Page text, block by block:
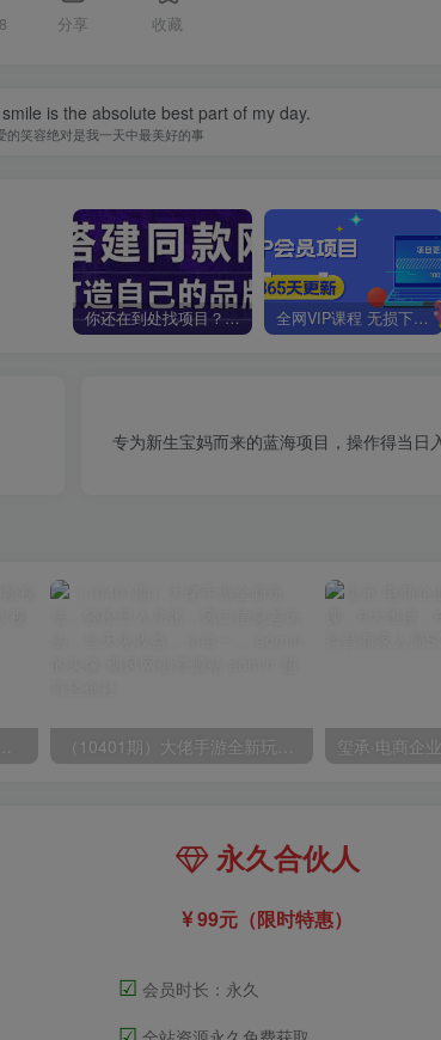
分享 收藏
is the absolute best part of my day.
的笑容绝对是我一天中最美好的事
你还在到处找项目？还在当韭菜？我靠卖项目一个月收入5万+，曾经我也是个失败者。 全网VIP课程 无损下载~
专为新生宝妈而来的蓝海项目，操作得当日
学会如何制作视频（教程+插件） （10401期）大佬手游全新玩法，轻松日入几张，风口信息差玩法，当天见收益，小白一… admin的头像-飓风网创资源站 admin
永久合伙人
99元（限时特惠）
☑ 会员时长：永久